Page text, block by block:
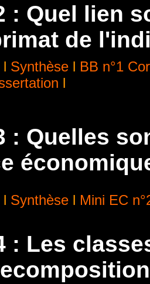
: Quel lien
de
l Synthèse l BB n°1
l
: Quelles
l Synthèse l Mini EC
: Les